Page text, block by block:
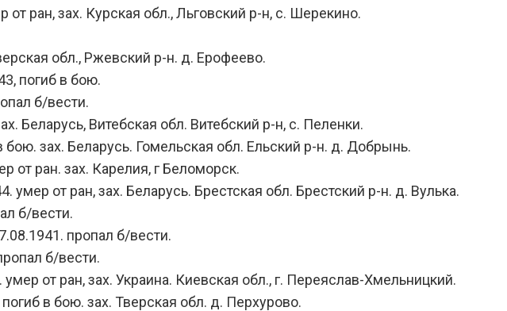
ран, зах. Курская обл., Льговский р-н, с. Шерекино.
обл., Ржевский р-н. д. Ерофеево.
погиб в бою.
б/вести.
Беларусь, Витебская обл. Витебский р-н, с. Пеленки.
зах. Беларусь. Гомельская обл. Ельский р-н. д. Добрынь.
ран. зах. Карелия, г Беломорск.
от ран, зах. Беларусь. Брестская обл. Брестский р-н. д. Вулька.
б/вести.
пропал б/вести.
б/вести.
от ран, зах. Украина. Киевская обл., г. Переяслав-Хмельницкий.
в бою. зах. Тверская обл. д. Перхурово.